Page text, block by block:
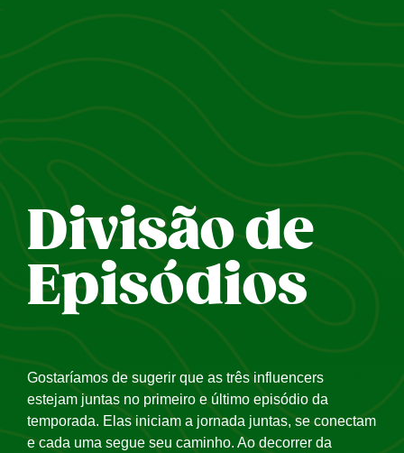
Divisão de
Episódios
Gostaríamos de sugerir que as três influencers
estejam juntas no primeiro e último episódio da
temporada. Elas iniciam a jornada juntas, se conectam
e cada uma segue seu caminho. Ao decorrer da